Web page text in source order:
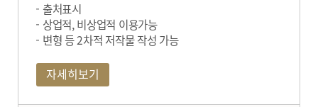
출처표시
상업적, 비상업적 이용가능
변형 등 2차적 저작물 작성 가능
자세히보기